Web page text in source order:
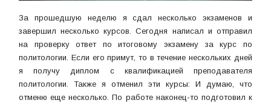
За прошедшую неделю я сдал несколько экзаменов и
завершил несколько курсов. Сегодня написал и отправил
на проверку ответ по итоговому экзамену за курс по
политологии. Если его примут, то в течение нескольких дней
я получу диплом с квалификацией преподавателя
политологии. Также я отменил эти курсы: И думаю, что
отменю еще несколько. По работе наконец-то подготовил к